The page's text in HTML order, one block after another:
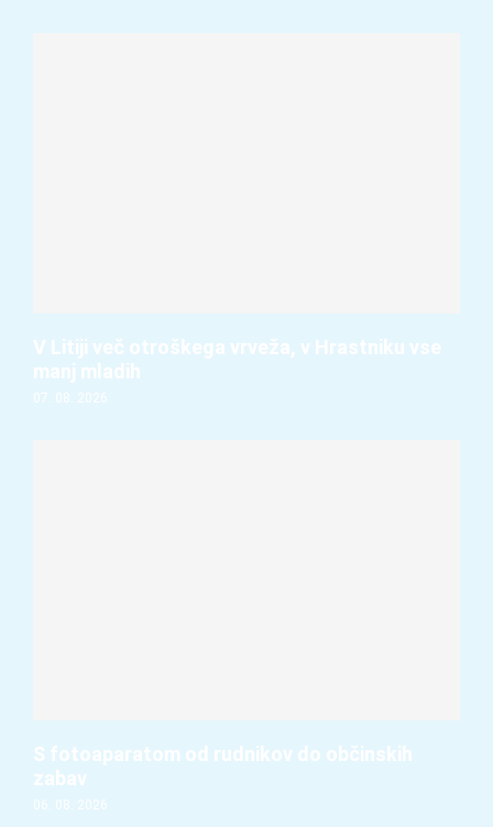
V Litiji več otroškega vrveža, v Hrastniku vse
manj mladih
07. 08. 2026
S fotoaparatom od rudnikov do občinskih
zabav
06. 08. 2026